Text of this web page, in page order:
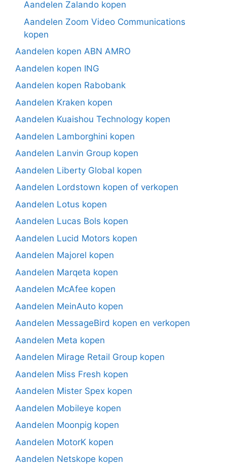
Aandelen Zalando kopen
Aandelen Zoom Video Communications
kopen
Aandelen kopen ABN AMRO
Aandelen kopen ING
Aandelen kopen Rabobank
Aandelen Kraken kopen
Aandelen Kuaishou Technology kopen
Aandelen Lamborghini kopen
Aandelen Lanvin Group kopen
Aandelen Liberty Global kopen
Aandelen Lordstown kopen of verkopen
Aandelen Lotus kopen
Aandelen Lucas Bols kopen
Aandelen Lucid Motors kopen
Aandelen Majorel kopen
Aandelen Marqeta kopen
Aandelen McAfee kopen
Aandelen MeinAuto kopen
Aandelen MessageBird kopen en verkopen
Aandelen Meta kopen
Aandelen Mirage Retail Group kopen
Aandelen Miss Fresh kopen
Aandelen Mister Spex kopen
Aandelen Mobileye kopen
Aandelen Moonpig kopen
Aandelen MotorK kopen
Aandelen Netskope kopen